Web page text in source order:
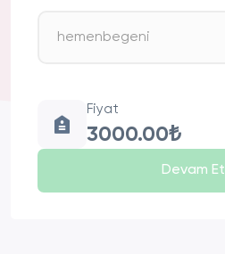
Fiyat
3000.00₺
Devam Et